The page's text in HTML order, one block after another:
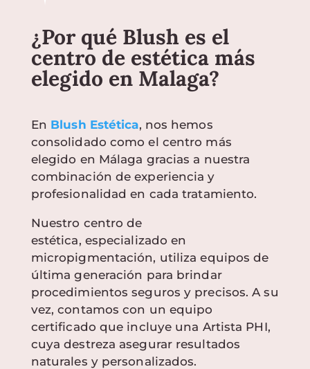
¿Por qué Blush es el
centro de estética más
elegido en Malaga?
En Blush Estética, nos hemos
consolidado como el centro más
elegido en Málaga gracias a nuestra
combinación de experiencia y
profesionalidad en cada tratamiento.
Nuestro centro de
estética, especializado en
micropigmentación, utiliza equipos de
última generación para brindar
procedimientos seguros y precisos. A su
vez, contamos con un equipo
certificado que incluye una Artista PHI,
cuya destreza asegurar resultados
naturales y personalizados.